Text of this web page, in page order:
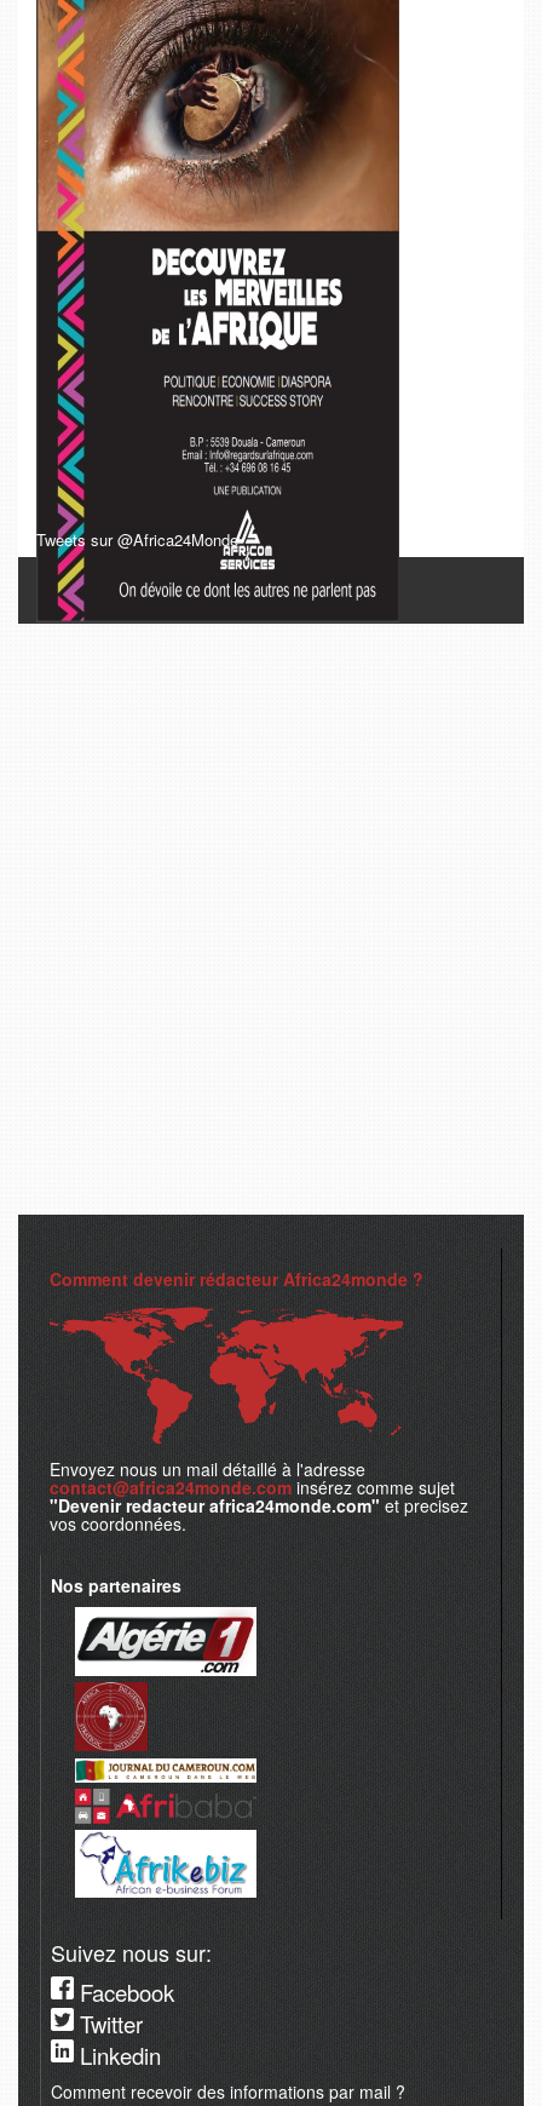
Tweets sur @Africa24Monde
Comment devenir rédacteur Africa24monde ?
Envoyez nous un mail détaillé à l'adresse
contact@africa24monde.com insérez comme sujet
"Devenir redacteur africa24monde.com" et precisez
vos coordonnées.
Nos partenaires
Suivez nous sur:
Facebook
Twitter
Linkedin
Comment recevoir des informations par mail ?